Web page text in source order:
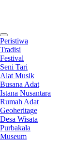
Peristiwa
Tradisi
Festival
Seni Tari
Alat Musik
Busana Adat
Istana Nusantara
Rumah Adat
Geoheritage
Desa Wisata
Purbakala
Museum